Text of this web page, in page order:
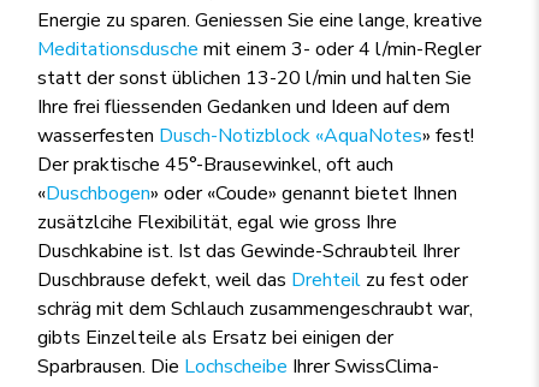
Energie zu sparen. Geniessen Sie eine lange, kreative
Meditationsdusche mit einem 3- oder 4 l/min-Regler
statt der sonst üblichen 13-20 l/min und halten Sie
Ihre frei fliessenden Gedanken und Ideen auf dem
wasserfesten Dusch-Notizblock «AquaNotes» fest!
Der praktische 45°-Brausewinkel, oft auch
«Duschbogen» oder «Coude» genannt bietet Ihnen
zusätzlcihe Flexibilität, egal wie gross Ihre
Duschkabine ist. Ist das Gewinde-Schraubteil Ihrer
Duschbrause defekt, weil das Drehteil zu fest oder
schräg mit dem Schlauch zusammengeschraubt war,
gibts Einzelteile als Ersatz bei einigen der
Sparbrausen. Die Lochscheibe Ihrer SwissClima-